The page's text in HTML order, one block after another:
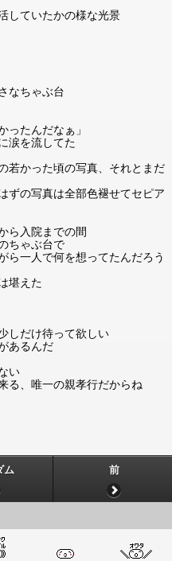
していたかの様な光景
なちゃぶ台
ったんだなぁ」
涙を流してた
若かった頃の写真、それとまだ
ずの写真は全部色褪せてセピア
ら入院までの間
ちゃぶ台で
ら一人で何を想ってたんだろう
堪えた
しだけ待って欲しい
あるんだ
い
る、唯一の親孝行だからね
ム 前